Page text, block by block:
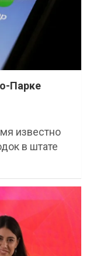
Парке
известно
в штате